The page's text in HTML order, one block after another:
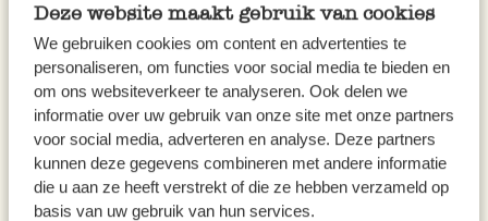
Deze website maakt gebruik van cookies
We gebruiken cookies om content en advertenties te
personaliseren, om functies voor social media te bieden en
om ons websiteverkeer te analyseren. Ook delen we
informatie over uw gebruik van onze site met onze partners
voor social media, adverteren en analyse. Deze partners
kunnen deze gegevens combineren met andere informatie
die u aan ze heeft verstrekt of die ze hebben verzameld op
basis van uw gebruik van hun services.
Meng truffelcrème, Parmezaanse kaassaus
en 100 gr geraspte kaas door de risotto. Voeg
naar smaak zout en peper toe en laat
afkoelen.
Maak de shiitake schoon met keukenpapier,
halveer en bak in wat olijfolie goudbruin. Snijd